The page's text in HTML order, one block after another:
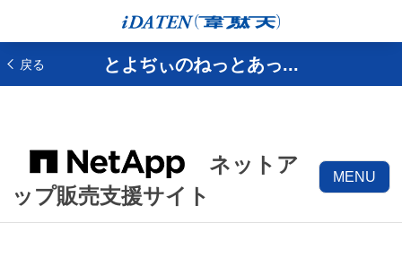
戻る とよぢぃのねっとあっ...
ネットア
ップ販売支援サイト
MENU